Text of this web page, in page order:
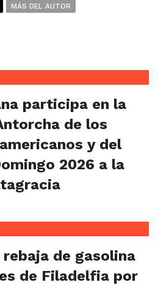
MÁS DEL AUTOR
participa en la
de los
y del
2026 a la
de gasolina
de Filadelfia por